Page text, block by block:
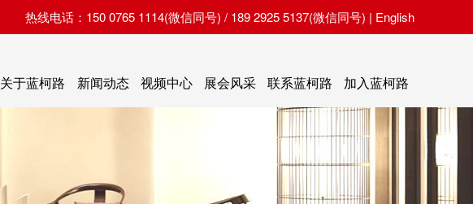
热线电话：150 0765 1114(微信同号) / 189 2925 5137(微信同号) | English
关于蓝柯路 新闻动态 视频中心 展会风采 联系蓝柯路 加入蓝柯路